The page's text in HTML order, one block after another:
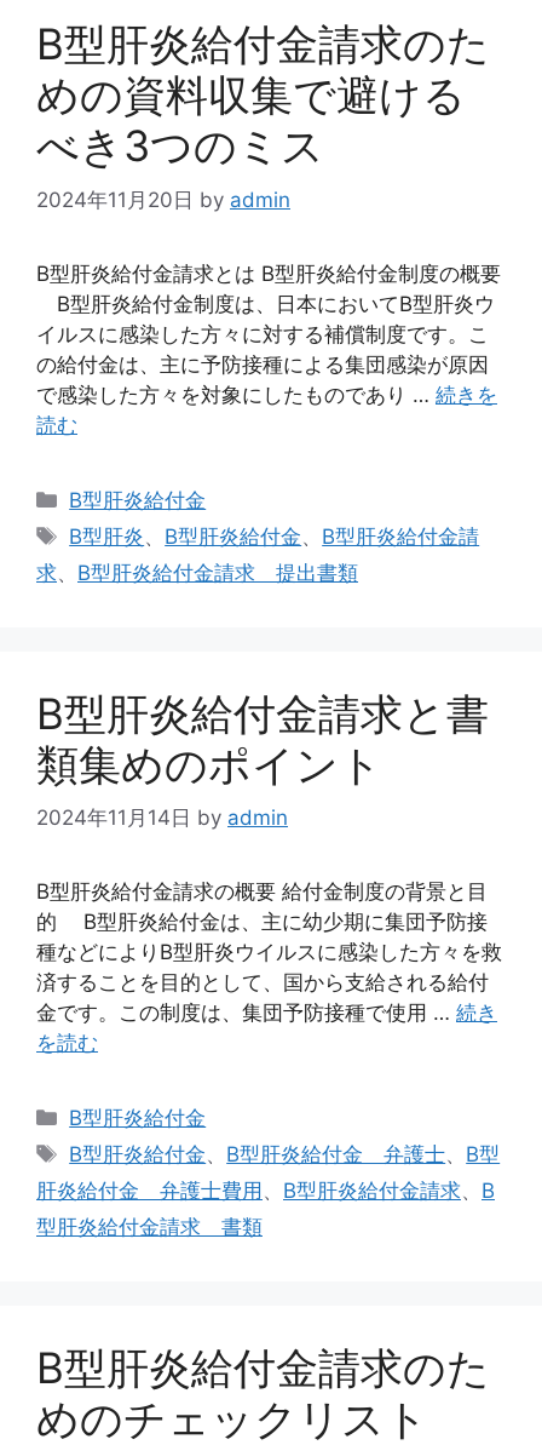
B型肝炎給付金請求のた
めの資料収集で避ける
べき3つのミス
2024年11月20日 by admin
B型肝炎給付金請求とは B型肝炎給付金制度の概要
B型肝炎給付金制度は、日本においてB型肝炎ウ
イルスに感染した方々に対する補償制度です。こ
の給付金は、主に予防接種による集団感染が原因
で感染した方々を対象にしたものであり … 続きを
読む
カ
テ
リ
B型肝炎給付金
タ
グ
B型肝炎、 B型肝炎給付金、 B型肝炎給付金請
求、 B型肝炎給付金請求 提出書類
B型肝炎給付金請求と書
類集めのポイント
2024年11月14日 by admin
B型肝炎給付金請求の概要 給付金制度の背景と目
的 B型肝炎給付金は、主に幼少期に集団予防接
種などによりB型肝炎ウイルスに感染した方々を救
済することを目的として、国から支給される給付
金です。この制度は、集団予防接種で使用 … 続き
を読む
カ
テ
リ
ー
B型肝炎給付金
タ
グ
B型肝炎給付金、 B型肝炎給付金 弁護士、 B型
肝炎給付金 弁護士費用 、 B型肝炎給付金請求、 B
型肝炎給付金請求 書類
B型肝炎給付金請求のた
めのチェックリスト